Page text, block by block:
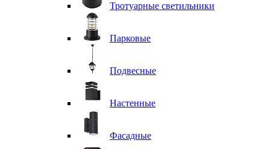
Тротуарные светильники
Парковые
Подвесные
Настенные
Фасадные